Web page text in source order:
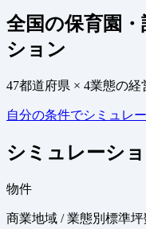
全国の保育園
ション
47都道府県 × 4業態の
自分の条件でシミュレ
シミュレーシ
物件
商業地域 / 業態別標準坪